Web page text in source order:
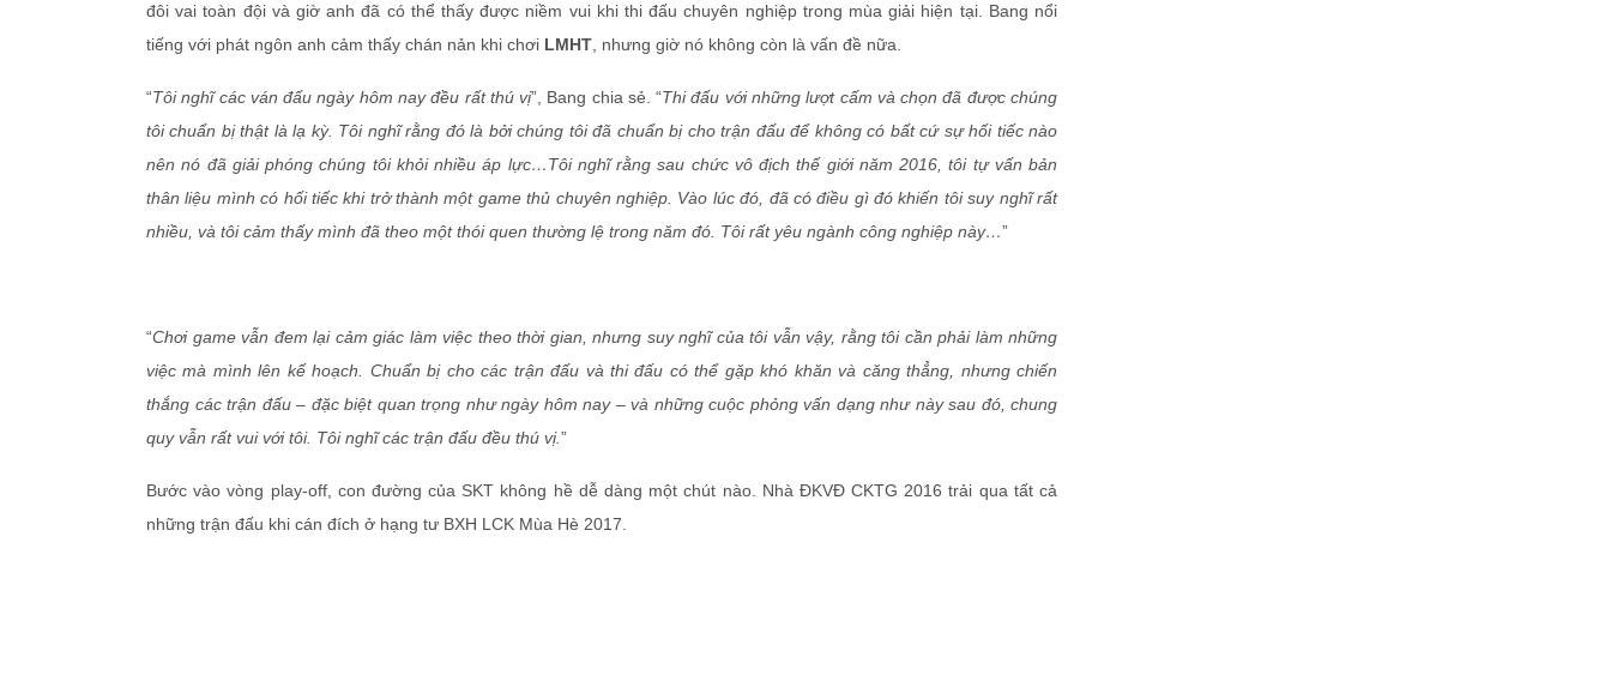
đôi vai toàn đội và giờ anh đã có thể thấy được niềm vui khi thi đấu chuyên nghiệp trong mùa giải hiện tại. Bang nổi
tiếng với phát ngôn anh cảm thấy chán nản khi chơi LMHT , nhưng giờ nó không còn là vấn đề nữa.
“Tôi nghĩ các ván đấu ngày hôm nay đều rất thú vị”, Bang chia sẻ. “Thi đấu với những lượt cấm và chọn đã được chúng
tôi chuẩn bị thật là lạ kỳ. Tôi nghĩ rằng đó là bởi chúng tôi đã chuẩn bị cho trận đấu để không có bất cứ sự hối tiếc nào
nên nó đã giải phóng chúng tôi khỏi nhiều áp lực…Tôi nghĩ rằng sau chức vô địch thế giới năm 2016, tôi tự vấn bản
thân liệu mình có hối tiếc khi trở thành một game thủ chuyên nghiệp. Vào lúc đó, đã có điều gì đó khiến tôi suy nghĩ rất
nhiều, và tôi cảm thấy mình đã theo một thói quen thường lệ trong năm đó. Tôi rất yêu ngành công nghiệp này…”
“Chơi game vẫn đem lại cảm giác làm việc theo thời gian, nhưng suy nghĩ của tôi vẫn vậy, rằng tôi cần phải làm những
việc mà mình lên kế hoạch. Chuẩn bị cho các trận đấu và thi đấu có thể gặp khó khăn và căng thẳng, nhưng chiến
thắng các trận đấu – đặc biệt quan trọng như ngày hôm nay – và những cuộc phỏng vấn dạng như này sau đó, chung
quy vẫn rất vui với tôi. Tôi nghĩ các trận đấu đều thú vị.”
Bước vào vòng play-off, con đường của SKT không hề dễ dàng một chút nào. Nhà ĐKVĐ CKTG 2016 trải qua tất cả
những trận đấu khi cán đích ở hạng tư BXH LCK Mùa Hè 2017.